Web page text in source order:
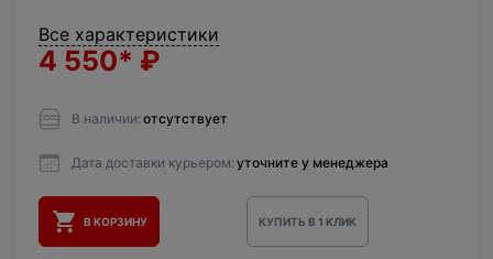
Все характеристики
4 550* ₽
В наличии: отсутствует
Дата доставки курьером: уточните у менеджера
В КОРЗИНУ КУПИТЬ В 1 КЛИК